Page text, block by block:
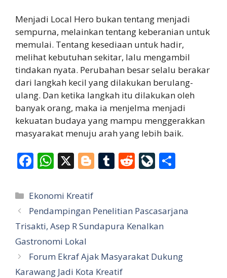
Menjadi Local Hero bukan tentang menjadi
sempurna, melainkan tentang keberanian untuk
memulai. Tentang kesediaan untuk hadir,
melihat kebutuhan sekitar, lalu mengambil
tindakan nyata. Perubahan besar selalu berakar
dari langkah kecil yang dilakukan berulang-
ulang. Dan ketika langkah itu dilakukan oleh
banyak orang, maka ia menjelma menjadi
kekuatan budaya yang mampu menggerakkan
masyarakat menuju arah yang lebih baik.
F
e
b
o
o
k
W
at
s
A
p
p
X Bl
g
er
T
bl
r
R
di
t
Li
o
u
n
e
Categories
Ekonomi Kreatif
Pendampingan Penelitian Pascasarjana
Trisakti, Asep R Sundapura Kenalkan
Gastronomi Lokal
Forum Ekraf Ajak Masyarakat Dukung
Karawang Jadi Kota Kreatif